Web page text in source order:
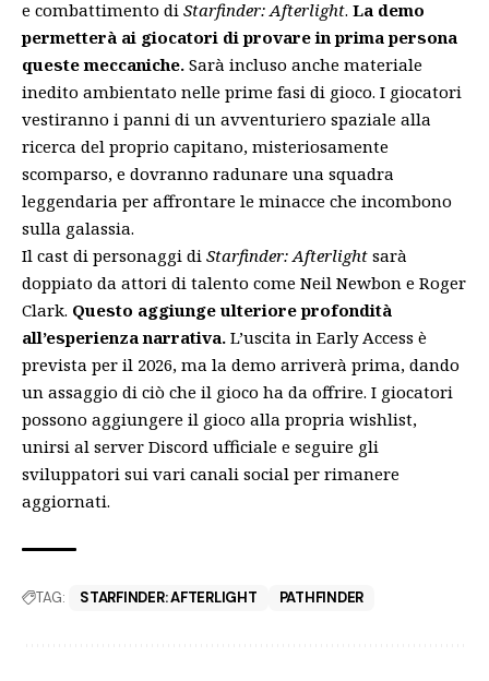
e combattimento di Starfinder: Afterlight. La demo
permetterà ai giocatori di provare in prima persona
queste meccaniche. Sarà incluso anche materiale
inedito ambientato nelle prime fasi di gioco. I giocatori
vestiranno i panni di un avventuriero spaziale alla
ricerca del proprio capitano, misteriosamente
scomparso, e dovranno radunare una squadra
leggendaria per affrontare le minacce che incombono
sulla galassia.
Il cast di personaggi di Starfinder: Afterlight sarà
doppiato da attori di talento come Neil Newbon e Roger
Clark. Questo aggiunge ulteriore profondità
all’esperienza narrativa. L’uscita in Early Access è
prevista per il 2026, ma la demo arriverà prima, dando
un assaggio di ciò che il gioco ha da offrire. I giocatori
possono aggiungere il gioco alla propria wishlist,
unirsi al server Discord ufficiale e seguire gli
sviluppatori sui vari canali social per rimanere
aggiornati.
TAG: STARFINDER: AFTERLIGHT PATHFINDER